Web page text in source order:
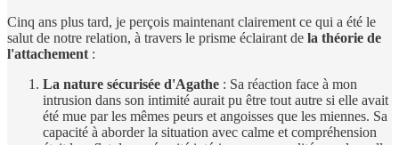
Cinq ans plus tard, je perçois maintenant clairement ce qui a été le
salut de notre relation, à travers le prisme éclairant de la théorie de
l'attachement :
La nature sécurisée d'Agathe : Sa réaction face à mon
intrusion dans son intimité aurait pu être tout autre si elle avait
été mue par les mêmes peurs et angoisses que les miennes. Sa
capacité à aborder la situation avec calme et compréhension